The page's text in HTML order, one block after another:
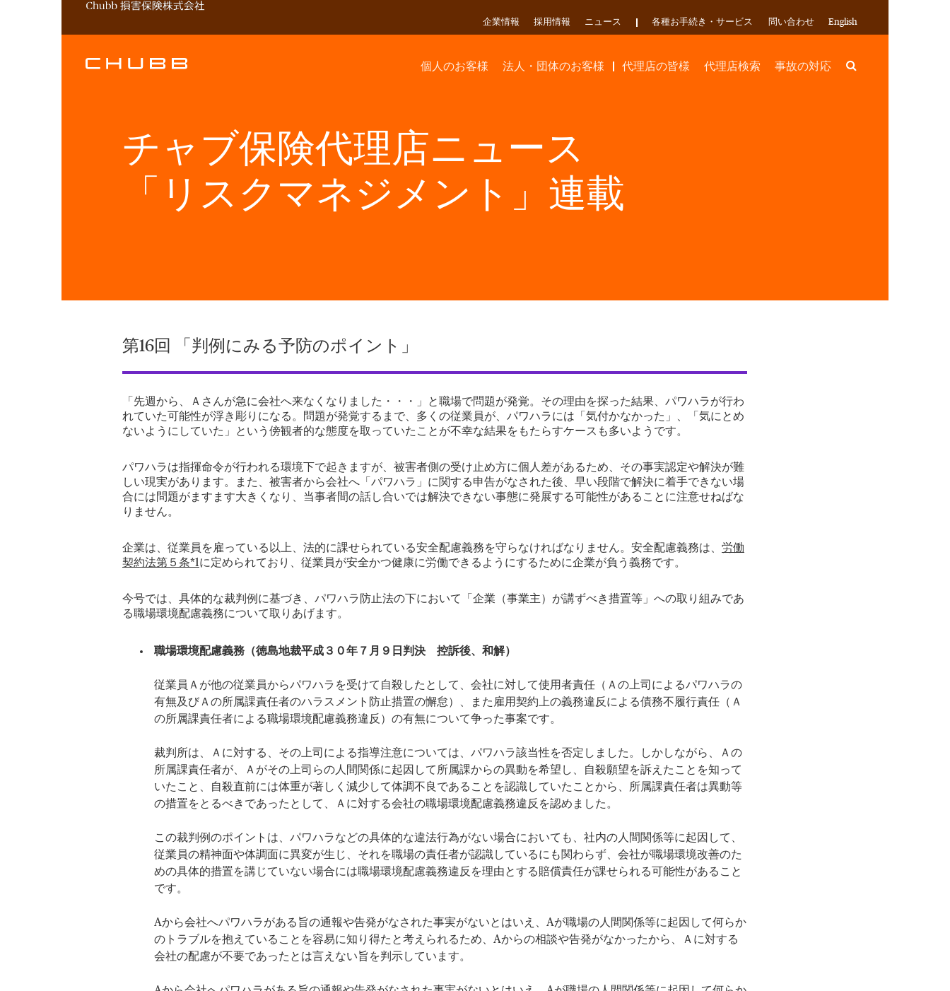
企業情報 採用情報 ニュース 各種お手続き・サービス 問い合わせ English
個人のお客様 法人・団体のお客様 代理店の皆様 代理店検索 事故の対応 Search
チャブ保険代理店ニュース
「リスクマネジメント」連載
第16回 「判例にみる予防のポイント」
「先週から、Ａさんが急に会社へ来なくなりました・・・」と職場で問題が発覚。その理由を探った結果、パワハラが行わ
れていた可能性が浮き彫りになる。問題が発覚するまで、多くの従業員が、パワハラには「気付かなかった」、「気にとめ
ないようにしていた」という傍観者的な態度を取っていたことが不幸な結果をもたらすケースも多いようです。
パワハラは指揮命令が行われる環境下で起きますが、被害者側の受け止め方に個人差があるため、その事実認定や解決が難
しい現実があります。また、被害者から会社へ「パワハラ」に関する申告がなされた後、早い段階で解決に着手できない場
合には問題がますます大きくなり、当事者間の話し合いでは解決できない事態に発展する可能性があることに注意せねばな
りません。
企業は、従業員を雇っている以上、法的に課せられている安全配慮義務を守らなければなりません。安全配慮義務は、 労働
契約法第５条*1に定められており、従業員が安全かつ健康に労働できるようにするために企業が負う義務です。
今号では、具体的な裁判例に基づき、パワハラ防止法の下において「企業（事業主）が講ずべき措置等」への取り組みであ
る職場環境配慮義務について取りあげます。
職場環境配慮義務（徳島地裁平成３０年７月９日判決 控訴後、和解）
従業員Ａが他の従業員からパワハラを受けて自殺したとして、会社に対して使用者責任（Ａの上司によるパワハラの
有無及びＡの所属課責任者のハラスメント防止措置の懈怠）、また雇用契約上の義務違反による債務不履行責任（Ａ
の所属課責任者による職場環境配慮義務違反）の有無について争った事案です。
裁判所は、Ａに対する、その上司による指導注意については、パワハラ該当性を否定しました。しかしながら、Ａの
所属課責任者が、Ａがその上司らの人間関係に起因して所属課からの異動を希望し、自殺願望を訴えたことを知って
いたこと、自殺直前には体重が著しく減少して体調不良であることを認識していたことから、所属課責任者は異動等
の措置をとるべきであったとして、Ａに対する会社の職場環境配慮義務違反を認めました。
この裁判例のポイントは、パワハラなどの具体的な違法行為がない場合においても、社内の人間関係等に起因して、
従業員の精神面や体調面に異変が生じ、それを職場の責任者が認識しているにも関わらず、会社が職場環境改善のた
めの具体的措置を講じていない場合には職場環境配慮義務違反を理由とする賠償責任が課せられる可能性があること
です。
Aから会社へパワハラがある旨の通報や告発がなされた事実がないとはいえ、Aが職場の人間関係等に起因して何らか
のトラブルを抱えていることを容易に知り得たと考えられるため、Aからの相談や告発がなかったから、Ａに対する
会社の配慮が不要であったとは言えない旨を判示しています。